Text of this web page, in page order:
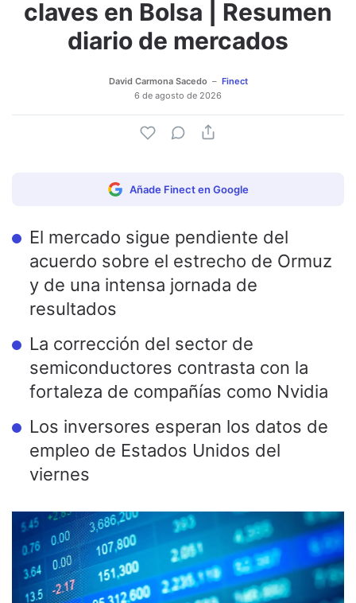
claves en Bolsa | Resumen
diario de mercados
David Carmona Sacedo
Finect
6 de agosto de 2026
Añade Finect en Google
El mercado sigue pendiente del
acuerdo sobre el estrecho de Ormuz
y de una intensa jornada de
resultados
La corrección del sector de
semiconductores contrasta con la
fortaleza de compañías como Nvidia
Los inversores esperan los datos de
empleo de Estados Unidos del
viernes